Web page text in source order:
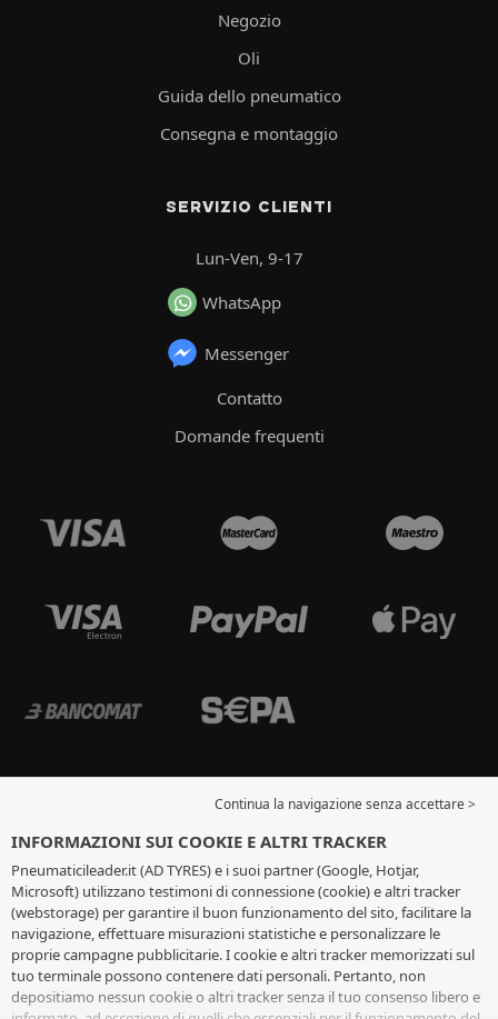
Negozio
Oli
Guida dello pneumatico
Consegna e montaggio
SERVIZIO CLIENTI
Lun-Ven, 9-17
WhatsApp
Messenger
Contatto
Domande frequenti
Continua la navigazione senza accettare >
INFORMAZIONI SUI COOKIE E ALTRI TRACKER
Pneumaticileader.it (AD TYRES) e i suoi partner (Google, Hotjar,
Microsoft) utilizzano testimoni di connessione (cookie) e altri tracker
(webstorage) per garantire il buon funzionamento del sito, facilitare la
navigazione, effettuare misurazioni statistiche e personalizzare le
proprie campagne pubblicitarie. I cookie e altri tracker memorizzati sul
tuo terminale possono contenere dati personali. Pertanto, non
depositiamo nessun cookie o altri tracker senza il tuo consenso libero e